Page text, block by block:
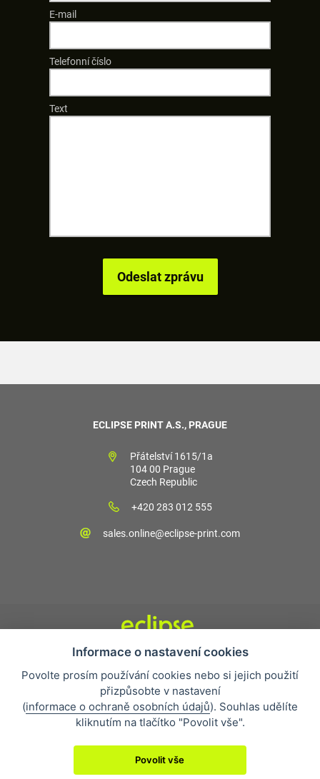
E-mail
Telefonní číslo
Text
ECLIPSE PRINT A.S., PRAGUE
Přátelství 1615/1a
104 00 Prague
Czech Republic
+420 283 012 555
sales.online@eclipse-print.com
Obchodní podmínky
Nejčastější otázky
Ochrana osobních údajů
O společnosti
Whistleblowing
Informace o nastavení cookies
Povolte prosím používání cookies nebo si jejich použití
přizpůsobte v nastavení
(informace o ochraně osobních údajů). Souhlas udělíte
kliknutím na tlačítko "Povolit vše".
Povolit vše